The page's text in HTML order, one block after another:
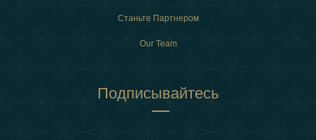
Станьте Партнером
Our Team
Подписывайтесь